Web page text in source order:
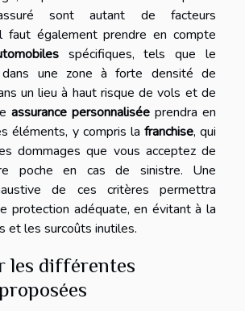
sont autant de facteurs
faut également prendre en compte
spécifiques, tels que le
dans une zone à forte densité de
un lieu à haut risque de vols et de
assurance personnalisée prendra en
éléments, y compris la franchise, qui
dommages que vous acceptez de
poche en cas de sinistre. Une
de ces critères permettra
protection adéquate, en évitant à la
et les surcoûts inutiles.
les différentes